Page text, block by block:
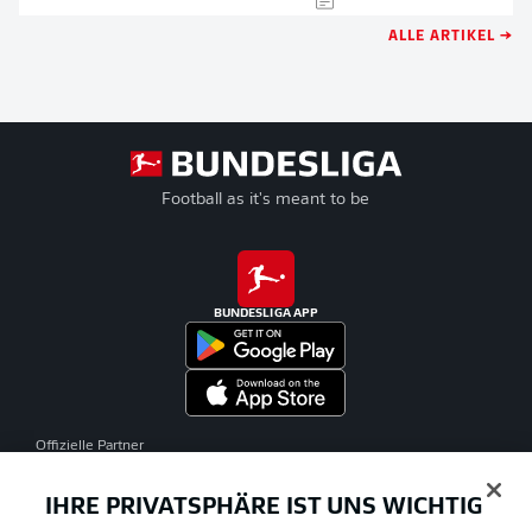
ALLE ARTIKEL →
Football as it's meant to be
BUNDESLIGA APP
Offizielle Partner
IHRE PRIVATSPHÄRE IST UNS WICHTIG